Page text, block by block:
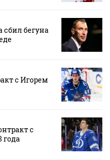
сбил бегуна
с Игорем
с
года